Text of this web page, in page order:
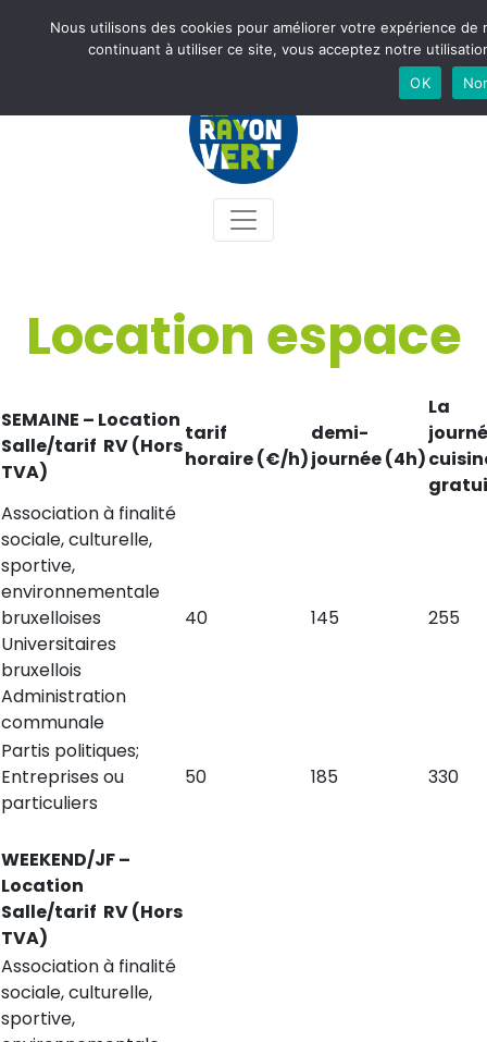
Newsletter Accès Contact Facebook Instagram
Location espace
SEMAINE – Location
Salle/tarif RV (Hors
TVA)
tarif
horaire (€/h)
demi-
journée (4h)
La
Association à finalité
sociale, culturelle,
sportive,
environnementale
bruxelloises
Universitaires
bruxellois
Administration
communale
40 145 255
Partis politiques;
Entreprises ou
particuliers
50 185 330
WEEKEND/JF –
Location
Salle/tarif RV (Hors
TVA)
Association à finalité
sociale, culturelle,
sportive,
Nous utilisons des cookies pour améliorer votre expérience
continuant à utiliser ce site, vous acceptez notre
OK